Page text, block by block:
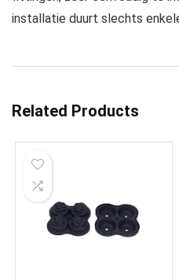
installatie duurt slechts
Related Products